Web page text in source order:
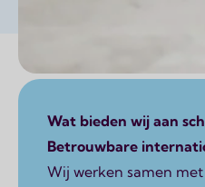
Page content
Wat bieden wij aan
Betrouwbare
Wij werken samen